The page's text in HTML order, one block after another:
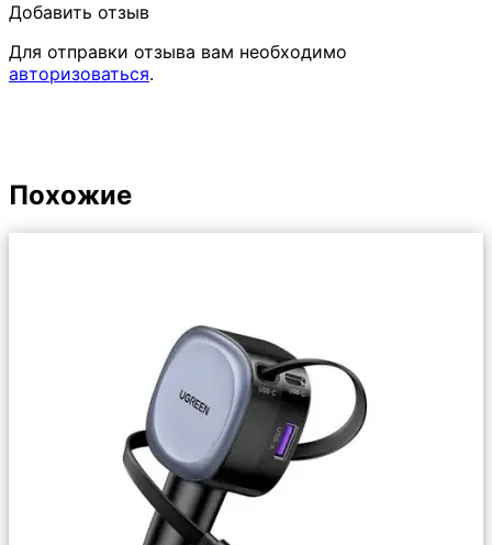
Добавить отзыв
Для отправки отзыва вам необходимо
авторизоваться.
Похожие